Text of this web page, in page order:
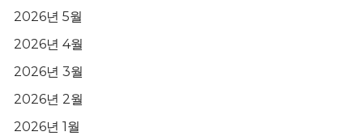
2026년 5월
2026년 4월
2026년 3월
2026년 2월
2026년 1월